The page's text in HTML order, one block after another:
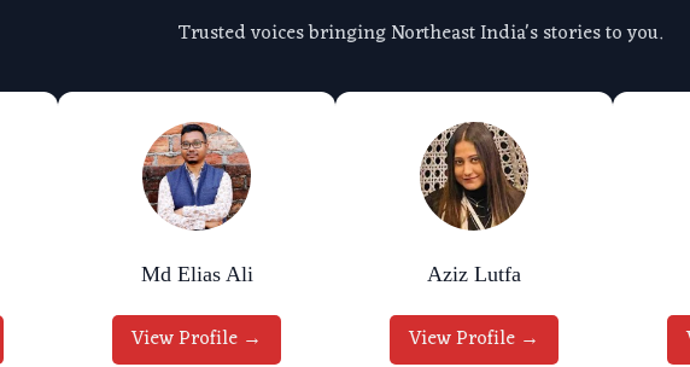
Trusted voices bringing Northeast India's stories to you.
Md Elias Ali
View Profile →
Aziz Lutfa
View Profile →